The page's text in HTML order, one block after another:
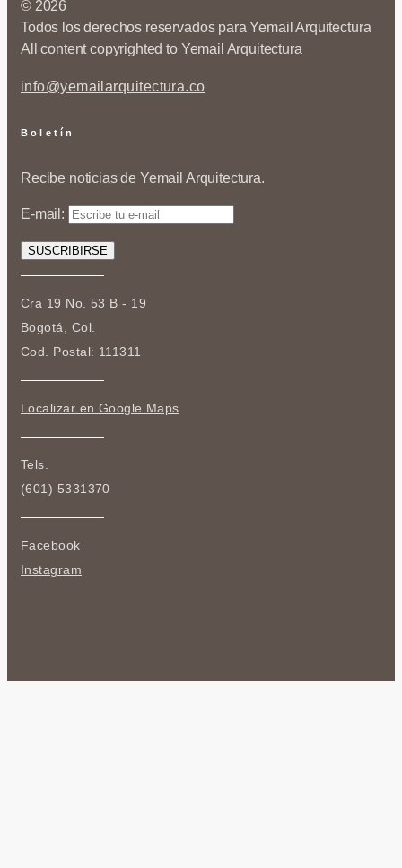
© 2026
Todos los derechos reservados para Yemail Arquitectura
All content copyrighted to Yemail Arquitectura
info@yemailarquitectura.co
Boletín
Recibe noticias de Yemail Arquitectura.
E-mail:
Cra 19 No. 53 B - 19
Bogotá, Col.
Cod. Postal: 111311
Localizar en Google Maps
Tels.
(601) 5331370
Facebook
Instagram